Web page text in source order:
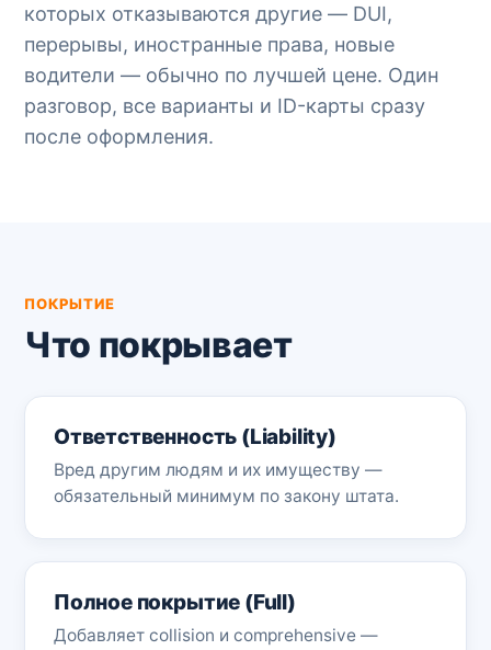
которых отказываются другие — DUI,
перерывы, иностранные права, новые
водители — обычно по лучшей цене. Один
разговор, все варианты и ID-карты сразу
после оформления.
ПОКРЫТИЕ
Что покрывает
Ответственность (Liability)
Вред другим людям и их имуществу —
обязательный минимум по закону штата.
Полное покрытие (Full)
Добавляет collision и comprehensive —